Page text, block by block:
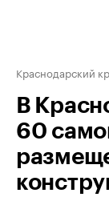
Краснодарский
В
60